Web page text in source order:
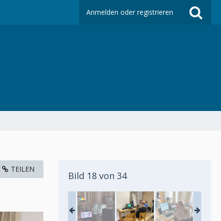
Anmelden oder registrieren
TEILEN
Bild 18 von 34